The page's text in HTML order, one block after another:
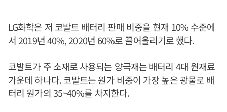
LG화학은 저 코발트 배터리 판매 비중을 현재 10% 수준에
서 2019년 40%, 2020년 60%로 끌어올리기로 했다.
코발트가 주 소재로 사용되는 양극재는 배터리 4대 원재료
가운데 하나다. 코발트는 원가 비중이 가장 높은 광물로 배
터리 원가의 35~40%를 차지한다.